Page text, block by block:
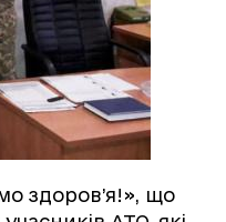
здоров’я!», що